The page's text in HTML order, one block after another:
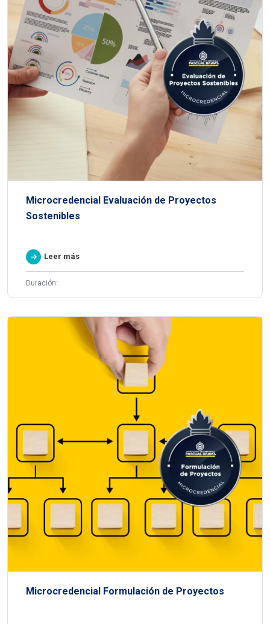
Microcredencial Evaluación de Proyectos
Sostenibles
Leer más
Duración:
Microcredencial Formulación de Proyectos